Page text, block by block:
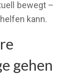
bewegt –
kann.
gehen